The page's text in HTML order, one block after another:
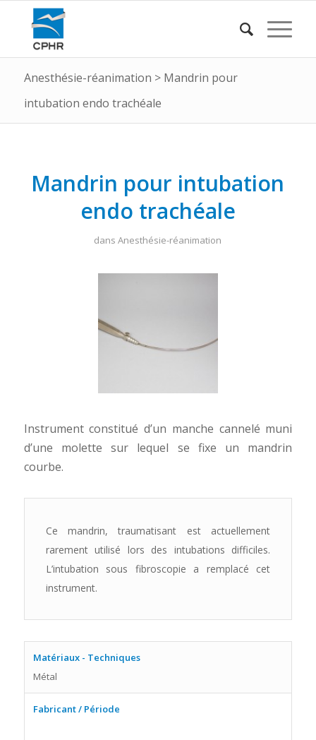
Anesthésie-réanimation > Mandrin pour
intubation endo trachéale
Mandrin pour intubation
endo trachéale
dansAnesthésie-réanimation
Instrument constitué d’un manche cannelé muni
d’une molette sur lequel se fixe un mandrin
courbe.
Ce mandrin, traumatisant est actuellement
rarement utilisé lors des intubations difficiles.
L’intubation sous fibroscopie a remplacé cet
instrument.
Matériaux - Techniques
Métal
Fabricant / Période